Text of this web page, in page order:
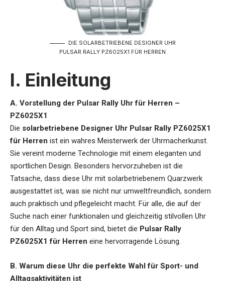
DIE SOLARBETRIEBENE DESIGNER UHR
PULSAR RALLY PZ6025X1 FÜR HERREN
I. Einleitung
A. Vorstellung der Pulsar Rally Uhr für Herren –
PZ6025X1
Die solarbetriebene Designer Uhr Pulsar Rally PZ6025X1
für Herren ist ein wahres Meisterwerk der Uhrmacherkunst.
Sie vereint moderne Technologie mit einem eleganten und
sportlichen Design. Besonders hervorzuheben ist die
Tatsache, dass diese Uhr mit solarbetriebenem Quarzwerk
ausgestattet ist, was sie nicht nur umweltfreundlich, sondern
auch praktisch und pflegeleicht macht. Für alle, die auf der
Suche nach einer funktionalen und gleichzeitig stilvollen Uhr
für den Alltag und Sport sind, bietet die Pulsar Rally
PZ6025X1 für Herren eine hervorragende Lösung.
B. Warum diese Uhr die perfekte Wahl für Sport- und
Alltagsaktivitäten ist